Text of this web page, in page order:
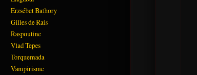
Erzsébet Bathory
Gilles de Rais
Raspoutine
Vlad Tepes
Torquemada
Vampirisme